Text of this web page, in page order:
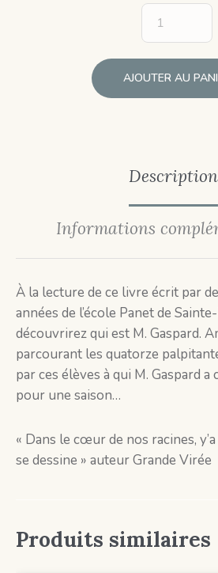
AJOUTER AU
Description
Informations
À la lecture de ce livre écrit par
années de l’école Panet de
découvrirez qui est M. Gaspard.
parcourant les quatorze
par ces élèves à qui M. Gaspard
pour une saison…
« Dans le cœur de nos racines,
se dessine » auteur Grande Virée
Produits similaires